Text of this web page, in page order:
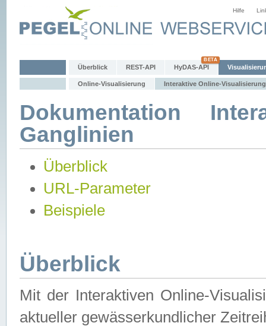
Hilfe
Überblick REST-API HyDAS-API
Online-Visualisierung Interaktive Online-Visualisierung
Dokumentation
Ganglinien
Überblick
URL-Parameter
Beispiele
Überblick
Mit der Interaktiven Online-
aktueller gewässerkundlicher